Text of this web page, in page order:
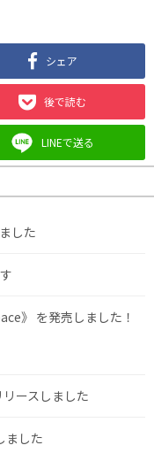
シェア
後で読む
LINEで送る
した
》 を発売しました！
ースしました
ました